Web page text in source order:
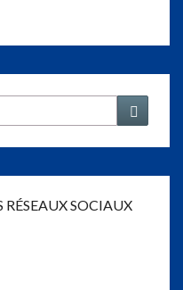
RÉSEAUX SOCIAUX